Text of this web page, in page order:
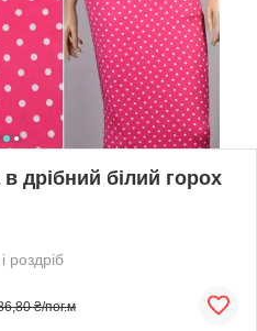
дрібний білий горох
роздріб
₴/пог.м